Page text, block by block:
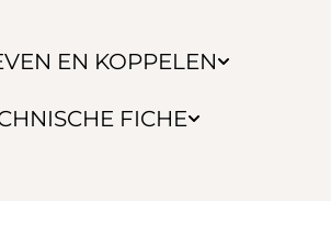
EN KOPPELEN
FICHE